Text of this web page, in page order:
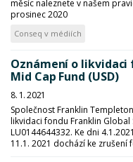
měsíc naleznete v našem
prosinec 2020
Conseq v médiích
Oznámení o likvidaci
Mid Cap Fund (USD)
8. 1. 2021
Společnost Franklin
likvidaci fondu Franklin Global
LU0144644332. Ke dni
11.1. 2021 dochází ke zrušení